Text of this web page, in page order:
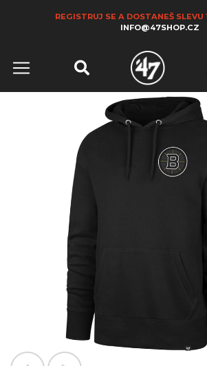
REGISTRUJ SE A DOSTANEŠ SLEVU
INFO@47SHOP.CZ